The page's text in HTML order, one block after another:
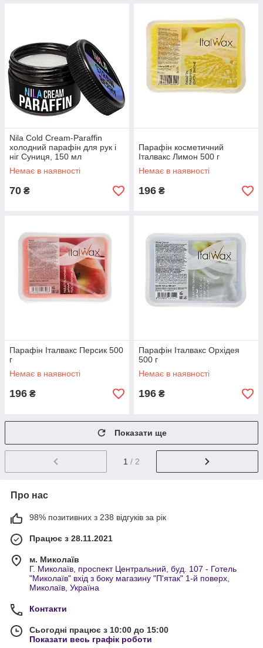
Nila Cold Cream-Paraffin
холодний парафін для рук і
ніг Суниця, 150 мл
Немає в наявності
70 ₴
Парафін косметичний
Італвакс Лимон 500 г
Немає в наявності
196 ₴
Парафін Італвакс Персик 500
г
Немає в наявності
196 ₴
Парафін Італвакс Орхідея
500 г
Немає в наявності
196 ₴
Показати ще
1 / 2
Про нас
98% позитивних з 238 відгуків за рік
Працює з 28.11.2021
м. Миколаїв
Г. Миколаїв, проспект Центральний, буд. 107 - Готель
"Миколаїв" вхід з боку магазину "П'ятак" 1-й поверх,
Миколаїв, Україна
Контакти
Сьогодні працює з 10:00 до 15:00
Показати весь графік роботи